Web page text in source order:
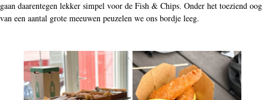
gaan daarentegen lekker simpel voor de Fish & Chips. Onder het toeziend oog
van een aantal grote meeuwen peuzelen we ons bordje leeg.